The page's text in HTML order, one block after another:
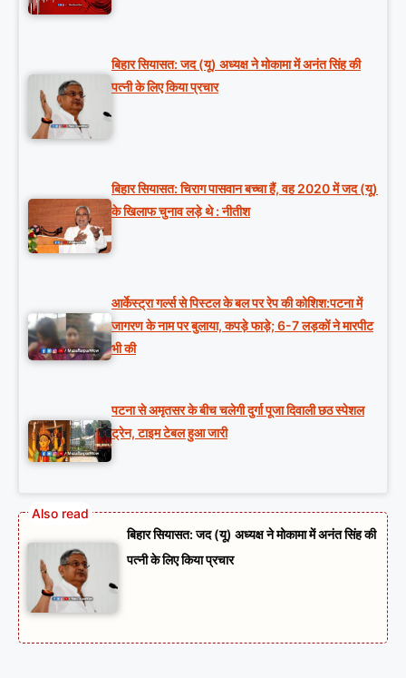
बिहार सियासत: जद (यू) अध्यक्ष ने मोकामा में अनंत सिंह की
पत्नी के लिए किया प्रचार
बिहार सियासत: चिराग पासवान बच्चा हैं, वह 2020 में जद (यू)
के खिलाफ चुनाव लड़े थे : नीतीश
आर्केस्ट्रा गर्ल्स से पिस्टल के बल पर रेप की कोशिश:पटना में
जागरण के नाम पर बुलाया, कपड़े फाड़े; 6-7 लड़कों ने मारपीट
भी की
पटना से अमृतसर के बीच चलेगी दुर्गा पूजा दिवाली छठ स्पेशल
ट्रेन, टाइम टेबल हुआ जारी
बिहार सियासत: जद (यू) अध्यक्ष ने मोकामा में अनंत सिंह की
पत्नी के लिए किया प्रचार